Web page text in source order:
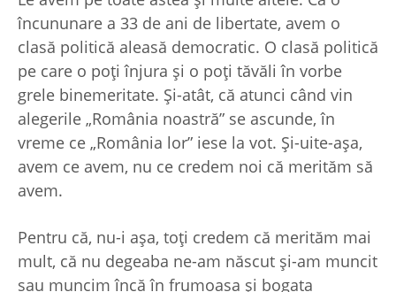
încununare a 33 de ani de libertate, avem o
clasă politică aleasă democratic. O clasă politică
pe care o poţi înjura şi o poţi tăvăli în vorbe
grele binemeritate. Şi-atât, că atunci când vin
alegerile „România noastră” se ascunde, în
vreme ce „România lor” iese la vot. Şi-uite-aşa,
avem ce avem, nu ce credem noi că merităm să
avem.
Pentru că, nu-i aşa, toţi credem că merităm mai
mult, că nu degeaba ne-am născut şi-am muncit
sau muncim încă în frumoasa şi bogata